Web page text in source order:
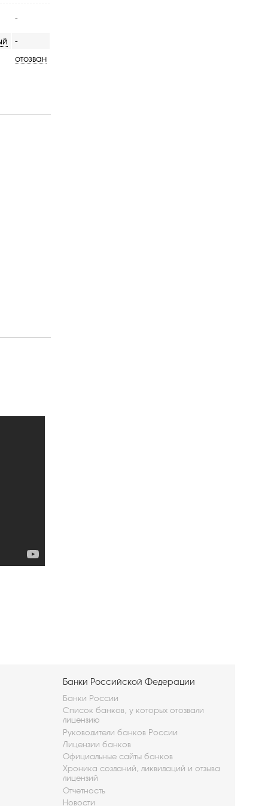
-
-
отозван
Банки Российской Федерации
Банки России
Список банков, у которых отозвали
лицензию
Руководители банков России
Лицензии банков
Официальные сайты банков
Хроника созданий, ликвидаций и отзыва
лицензий
Отчетность
Новости